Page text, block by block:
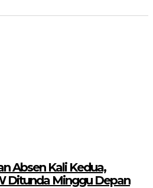
Absen Kali Kedua,
Ditunda Minggu Depan